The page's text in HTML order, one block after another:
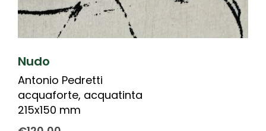
Nudo
Antonio Pedretti
acquaforte, acquatinta
215x150 mm